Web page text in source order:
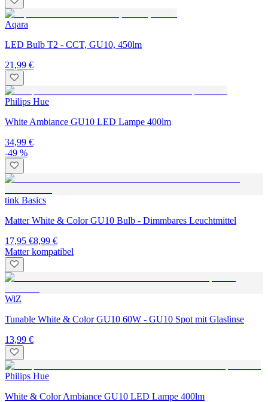
Aqara
LED Bulb T2 - CCT, GU10, 450lm
21,99 €
Philips Hue
White Ambiance GU10 LED Lampe 400lm
34,99 €
-49 %
tink Basics
Matter White & Color GU10 Bulb - Dimmbares Leuchtmittel
17,95 €8,99 €
Matter kompatibel
WiZ
Tunable White & Color GU10 60W - GU10 Spot mit Glaslinse
13,99 €
Philips Hue
White & Color Ambiance GU10 LED Lampe 400lm